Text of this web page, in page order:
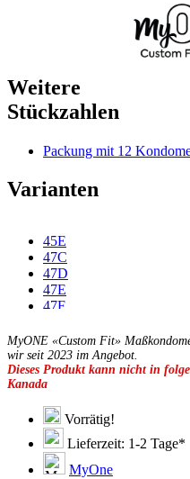
Weitere
Stückzahlen
Packung mit 12
Varianten
45E
47C
47D
47E
47F
49D
49F
49G
51C
51D
51E
51F
51G
51H
MyONE «Custom Fit»
wir seit 2023 im Angebot.
Dieses Produkt kann nicht in
Kanada
Vorrätig!
Lieferzeit: 1-2 Tage*
MyOne